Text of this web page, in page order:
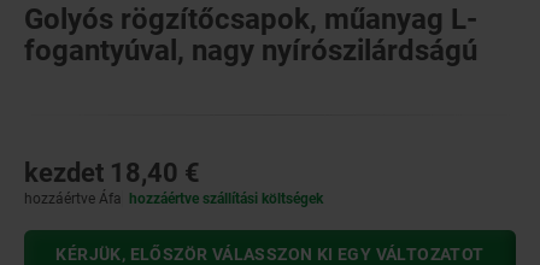
Golyós rögzítőcsapok, műanyag L-
fogantyúval, nagy nyírószilárdságú
kezdet 18,40 €
hozzáértve Áfa hozzáértve szállítási költségek
KÉRJÜK, ELŐSZÖR VÁLASSZON KI EGY VÁLTOZATOT